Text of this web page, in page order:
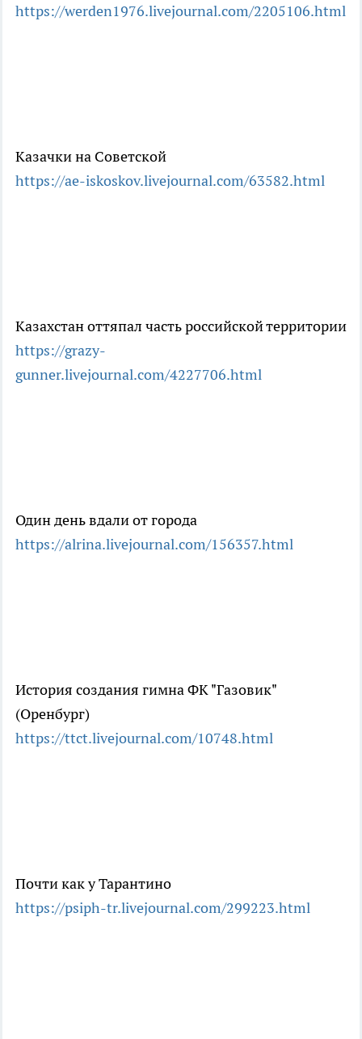
https://werden1976.livejournal.com/2205106.html
Казачки на Советской
https://ae-iskoskov.livejournal.com/63582.html
Казахстан оттяпал часть российской территории
https://grazy-
gunner.livejournal.com/4227706.html
Один день вдали от города
https://alrina.livejournal.com/156357.html
История создания гимна ФК "Газовик"
(Оренбург)
https://ttct.livejournal.com/10748.html
Почти как у Тарантино
https://psiph-tr.livejournal.com/299223.html